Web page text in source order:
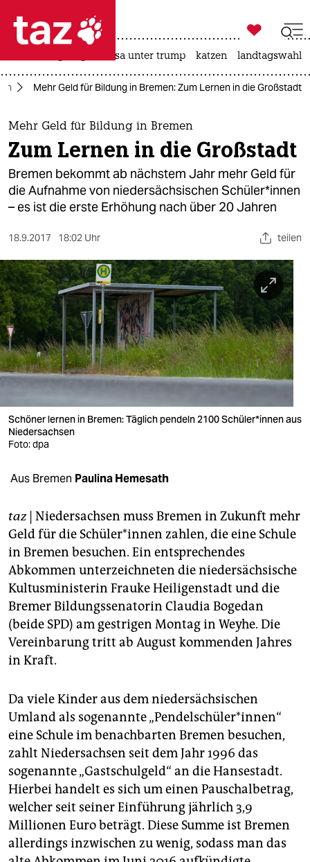
 taz zahl ich
taz zahl ich
themen
politik
öko
sport
berlin
nord
wahrheit
verlag
verlag
shop
fragen & hilfe
unterstützen
abo
genossenschaft
epaper login

taz zahl ich
usa unter trump katzen landtagswahl
Mehr Geld für Bildung in Bremen: Zum Lernen in die Großstadt
Mehr Geld für Bildung in Bremen
Zum Lernen in die Großstadt
Bremen bekommt ab nächstem Jahr mehr Geld für
die Aufnahme von niedersächsischen Schüler*innen
– es ist die erste Erhöhung nach über 20 Jahren
18.9.2017 18:02 Uhr teilen
Schöner lernen in Bremen: Täglich pendeln 2100 Schüler*innen aus
Niedersachsen
Foto: dpa
Aus Bremen Paulina Hemesath
taz| Niedersachsen muss Bremen in Zukunft mehr
Geld für die Schüler*innen zahlen, die eine Schule
in Bremen besuchen. Ein entsprechendes
Abkommen unterzeichneten die niedersächsische
Kultusministerin Frauke Heiligenstadt und die
Bremer Bildungssenatorin Claudia Bogedan
(beide SPD) am gestrigen Montag in Weyhe. Die
Vereinbarung tritt ab August kommenden Jahres
in Kraft.
Da viele Kinder aus dem niedersächsischen
Umland als sogenannte „Pendelschüler*innen“
eine Schule im benachbarten Bremen besuchen,
zahlt Niedersachsen seit dem Jahr 1996 das
sogenannte „Gastschulgeld“ an die Hansestadt.
Hierbei handelt es sich um einen Pauschalbetrag,
welcher seit seiner Einführung jährlich 3,9
Millionen Euro beträgt. Diese Summe ist Bremen
allerdings inzwischen zu wenig, sodass man das